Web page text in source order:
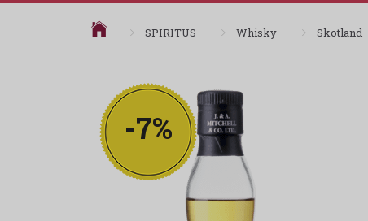
SPIRITUS Whisky Skotland
-7%